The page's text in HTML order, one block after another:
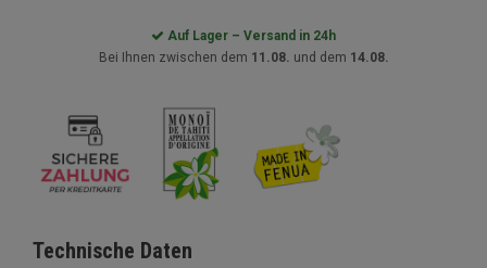
Auf Lager – Versand in 24h
Bei Ihnen zwischen dem 11.08. und dem 14.08.
Technische Daten